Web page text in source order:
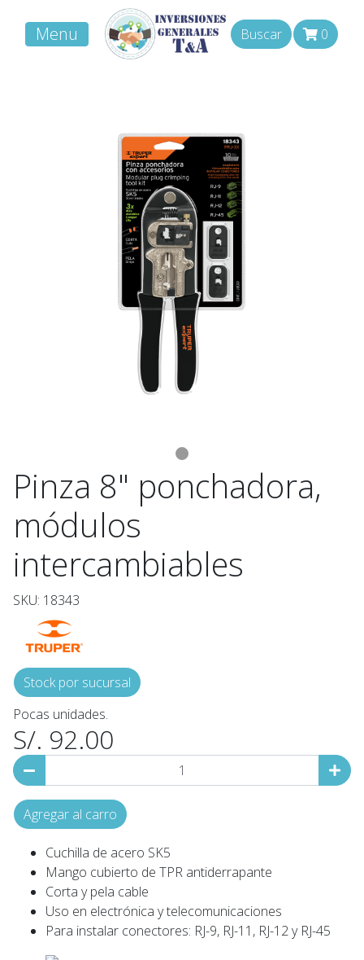
Menu Buscar 0
Pinza 8" ponchadora,
módulos
intercambiables
SKU: 18343
Stock por sucursal
Pocas unidades.
S/. 92.00
Agregar al carro
Cuchilla de acero SK5
Mango cubierto de TPR antiderrapante
Corta y pela cable
Uso en electrónica y telecomunicaciones
Para instalar conectores: RJ-9, RJ-11, RJ-12 y RJ-45